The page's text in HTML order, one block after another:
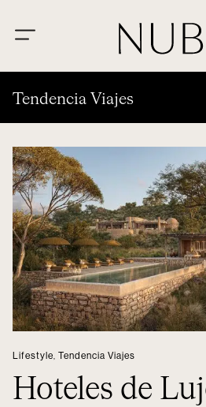
Tendencia Viajes
Lifestyle Tendencia Viajes
Hoteles de